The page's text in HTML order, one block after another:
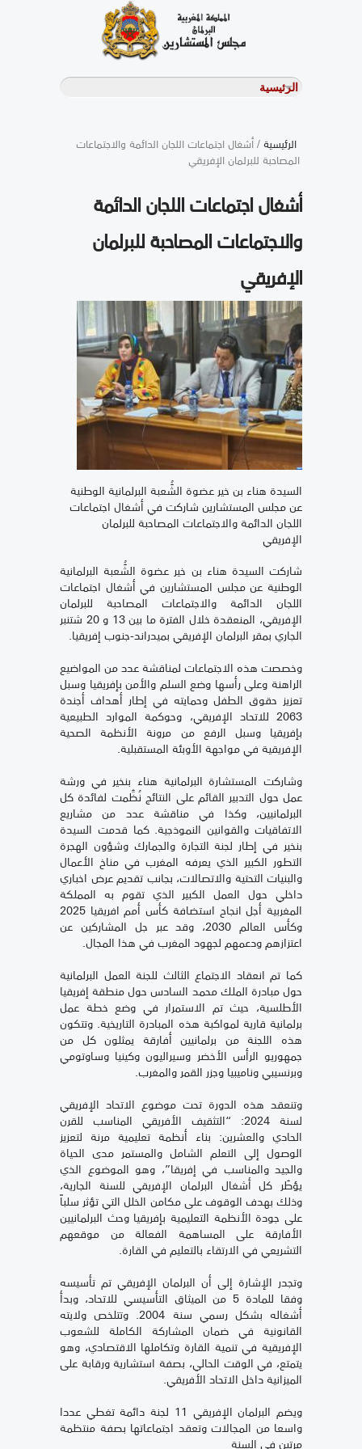
الرئيسية/ أشغال اجتماعات اللجان الدائمة والاجتماعات
المصاحبة للبرلمان الإفريقي
أشغال اجتماعات اللجان الدائمة
والاجتماعات المصاحبة للبرلمان
الإفريقي
السيدة هناء بن خير عضوة الشُّعبة البرلمانية الوطنية
عن مجلس المستشارين شاركت في أشغال اجتماعات
اللجان الدائمة والاجتماعات المصاحبة للبرلمان
الإفريقي
شاركت السيدة هناء بن خير عضوة الشُّعبة البرلمانية
الوطنية عن مجلس المستشارين في أشغال اجتماعات
اللجان الدائمة والاجتماعات المصاحبة للبرلمان
الإفريقي، المنعقدة خلال الفترة ما بين 13 و 20 شتنبر
الجاري بمقر البرلمان الإفريقي بميدراند-جنوب إفريقيا.
وخصصت هذه الاجتماعات لمناقشة عدد من المواضيع
الراهنة وعلى رأسها وضع السلم والأمن بإفريقيا وسبل
تعزيز حقوق الطفل وحمايته في إطار أهداف أجندة
2063 للاتحاد الإفريقي، وحوكمة الموارد الطبيعية
بإفريقيا وسبل الرفع من مرونة الأنظمة الصحية
الإفريقية في مواجهة الأوبئة المستقبلية.
وشاركت المستشارة البرلمانية هناء بنخير في ورشة
عمل حول التدبير القائم على النتائج نُظِّمت لفائدة كل
البرلمانيين، وكذا في مناقشة عدد من مشاريع
الاتفاقيات والقوانين النموذجية. كما قدمت السيدة
بنخير في إطار لجنة التجارة والجمارك وشؤون الهجرة
التطور الكبير الذي يعرفه المغرب في مناخ الأعمال
والبنيات التحتية والاتصالات، بجانب تقديم عرض اخباري
داخلي حول العمل الكبير الذي تقوم به المملكة
المغربية أجل انجاح استضافة كأس أمم افريقيا 2025
وكأس العالم 2030، وقد عبر جل المشاركين عن
اعتزازهم ودعمهم لجهود المغرب في هذا المجال.
كما تم انعقاد الاجتماع الثالث للجنة العمل البرلمانية
حول مبادرة الملك محمد السادس حول منطقة إفريقيا
الأطلسية، حيث تم الاستمرار في وضع خطة عمل
برلمانية قارية لمواكبة هذه المبادرة التاريخية. وتتكون
هذه اللجنة من برلمانيين أفارقة يمثلون كل من
جمهوريو الرأس الأخضر وسيراليون وكينيا وساوتومي
وبرنسيبي وناميبيا وجزر القمر والمغرب.
وتنعقد هذه الدورة تحت موضوع الاتحاد الإفريقي
لسنة 2024: “التثقيف الأفريقي المناسب للقرن
الحادي والعشرين: بناء أنظمة تعليمية مرنة لتعزيز
الوصول إلى التعلم الشامل والمستمر مدى الحياة
والجيد والمناسب في إفريقا”، وهو الموضوع الذي
يؤطّر كل أشغال البرلمان الإفريقي للسنة الجارية،
وذلك بهدف الوقوف على مكامن الخلل التي تؤثر سلباً
على جودة الأنظمة التعليمية بإفريقيا وحث البرلمانيين
الأفارقة على المساهمة الفعالة من موقعهم
التشريعي في الارتقاء بالتعليم في القارة.
وتجدر الإشارة إلى أن البرلمان الإفريقي تم تأسيسه
وفقا للمادة 5 من الميثاق التأسيسي للاتحاد، وبدأ
أشغاله بشكل رسمي سنة 2004. وتتلخص ولايته
القانونية في ضمان المشاركة الكاملة للشعوب
الإفريقية في تنمية القارة وتكاملها الاقتصادي، وهو
يتمتع، في الوقت الحالي، بصفة استشارية ورقابة على
الميزانية داخل الاتحاد الأفريقي.
ويضم البرلمان الإفريقي 11 لجنة دائمة تغطي عددا
واسعا من المجالات وتعقد اجتماعاتها بصفة منتظمة
مرتين في السنة